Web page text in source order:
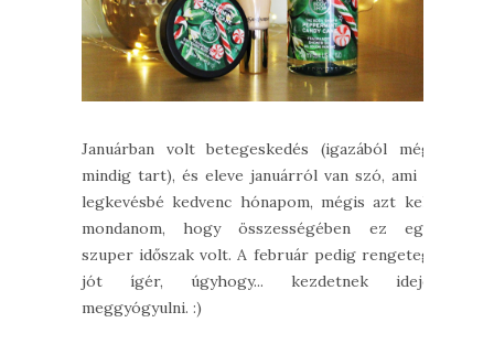
Januárban volt betegeskedés (igazából még
mindig tart), és eleve januárról van szó, ami a
legkevésbé kedvenc hónapom, mégis azt kell
mondanom, hogy összességében ez egy
szuper időszak volt. A február pedig rengeteg
jót ígér, úgyhogy... kezdetnek ideje
meggyógyulni. :)